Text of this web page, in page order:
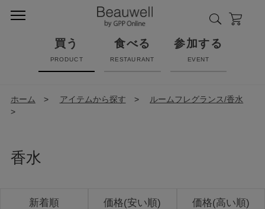
買う
PRODUCT
食べる
RESTAURANT
参加する
EVENT
ホーム > アイテムから探す >
ルームフレグランス/香水
>
香水
新着順 価格(安い順) 価格(高い順)